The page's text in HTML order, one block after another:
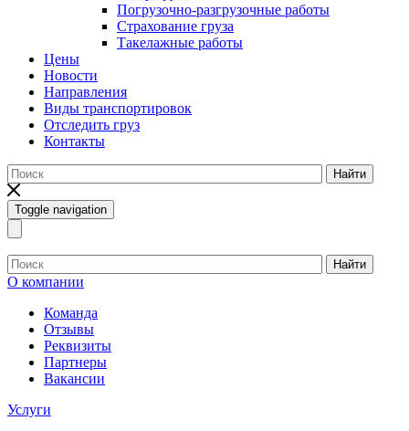
Погрузочно-разгрузочные работы
Страхование груза
Такелажные работы
Цены
Новости
Направления
Виды транспортировок
Отследить груз
Контакты
Найти
Toggle navigation
Найти
О компании
Команда
Отзывы
Реквизиты
Партнеры
Вакансии
Услуги